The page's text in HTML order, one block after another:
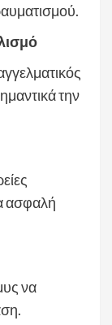
την
ασφαλή
να